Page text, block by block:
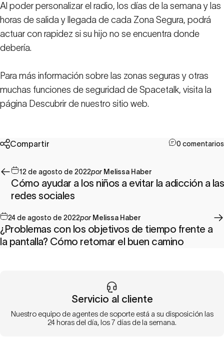
Al poder personalizar el radio, los días de la semana y las
horas de salida y llegada de cada Zona Segura, podrá
actuar con rapidez si su hijo no se encuentra donde
debería.
Para más información sobre las zonas seguras y otras
muchas funciones de seguridad de Spacetalk, visita la
página Descubrir de nuestro sitio web.
Compartir 0 comentarios
12 de agosto de 2022por Melissa Haber
Cómo ayudar a los niños a evitar la adicción a las
redes sociales
24 de agosto de 2022por Melissa Haber
¿Problemas con los objetivos de tiempo frente a
la pantalla? Cómo retomar el buen camino
Servicio al cliente
Nuestro equipo de agentes de soporte está a su disposición las
24 horas del día, los 7 días de la semana.